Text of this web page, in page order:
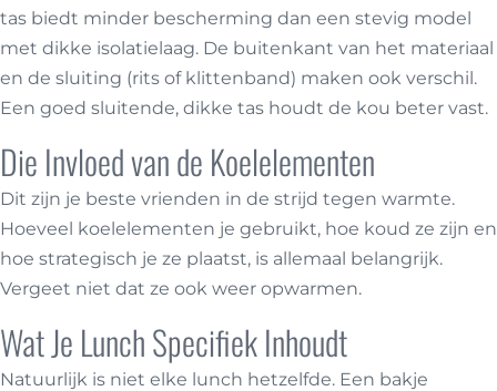
tas biedt minder bescherming dan een stevig model
met dikke isolatielaag. De buitenkant van het materiaal
en de sluiting (rits of klittenband) maken ook verschil.
Een goed sluitende, dikke tas houdt de kou beter vast.
Die Invloed van de Koelelementen
Dit zijn je beste vrienden in de strijd tegen warmte.
Hoeveel koelelementen je gebruikt, hoe koud ze zijn en
hoe strategisch je ze plaatst, is allemaal belangrijk.
Vergeet niet dat ze ook weer opwarmen.
Wat Je Lunch Specifiek Inhoudt
Natuurlijk is niet elke lunch hetzelfde. Een bakje